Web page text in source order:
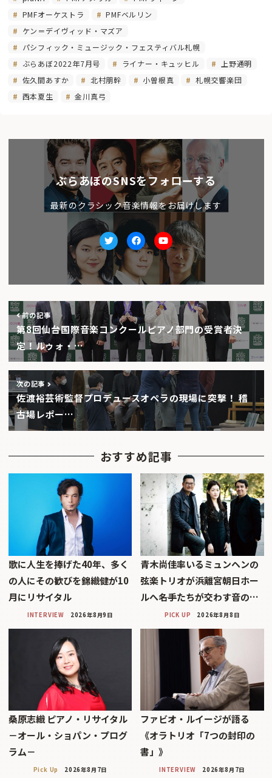
PMFオーケストラ
PMFベルリン
ケン＝デイヴィッド・マズア
パシフィック・ミュージック・フェスティバル札幌
ぶらあぼ2022年7月号
ライナー・キュッヒル
上野通明
佐久間あすか
北村朋幹 小曽根真
札幌交響楽団
西本夏生
金川真弓
ぶらあぼのSNSをフォローする
最新のクラシック音楽情報をお届けします
TwitterfacebookYoutube
前の記事
第8回仙台国際音楽コンクールピアノ部門の受賞者決
定！ルゥォ・…
次の記事
佐渡裕芸術監督プロデュースオペラの現場に突撃！ 稽
古場レポー…
おすすめ記事
歌に人生を捧げた40年、多く
の人にその歓びを錦織健が10
月にリサイタル
INTERVIEW 2026年8月9日
青木尚佳率いるミュンヘンの
弦楽トリオが浜離宮朝日ホー
ルへ――名手たちが交わす音の…
PICK UP 2026年8月8日
桑原志織 ピアノ・リサイタル
－オール・ショパン・プログ
ラム－
Pick Up 2026年8月7日
ファビオ・ルイージが語る
《オラトリオ「7つの封印の
書」》
INTERVIEW 2026年8月7日